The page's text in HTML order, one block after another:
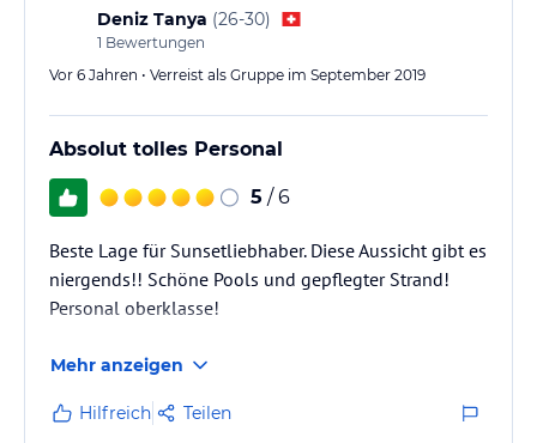
Deniz Tanya (26-30)
1 Bewertungen
Vor 6 Jahren • Verreist als Gruppe im September 2019
Absolut tolles Personal
5 / 6
Beste Lage für Sunsetliebhaber. Diese Aussicht gibt es
niergends!! Schöne Pools und gepflegter Strand!
Personal oberklasse!
Mehr anzeigen
Hilfreich Teilen